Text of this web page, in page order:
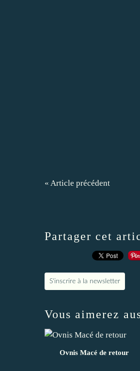
« Article précédent
Partager cet
S'inscrire à la newsletter
Vous aimerez
Ovnis Macé de retour